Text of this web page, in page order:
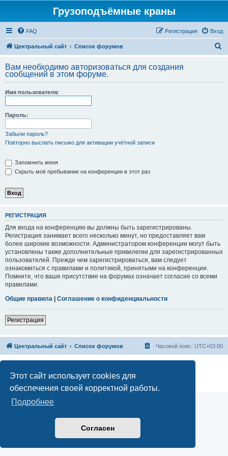
Этот сайт использует cookies для
обеспечения своей корректной работы.
Подробнее
Согласен
Грузоподъёмные краны
FAQ Вход
Регистрация
Центральный сайт Список форумов
с
Вам необходимо авторизоваться для создания
сообщений в этом форуме.
Имя пользователя:
Пароль:
Забыли пароль?
Повторно выслать письмо для активации учётной записи
Запомнить меня
Скрыть моё пребывание на конференции в этот раз
РЕГИСТРАЦИЯ
Для входа на конференцию вы должны быть зарегистрированы.
Регистрация занимает всего несколько минут, но предоставляет вам
более широкие возможности. Администратором конференции могут быть
установлены также дополнительные привилегии для зарегистрированных
пользователей. Прежде чем зарегистрироваться, вам следует
ознакомиться с правилами и политикой, принятыми на конференции.
Помните, что ваше присутствие на форумах означает согласие со всеми
правилами.
Общие правила | Соглашение о конфиденциальности
Регистрация
Центральный сайт Список форумов Часовой пояс: UTC+03:00
Русская поддержка phpBB